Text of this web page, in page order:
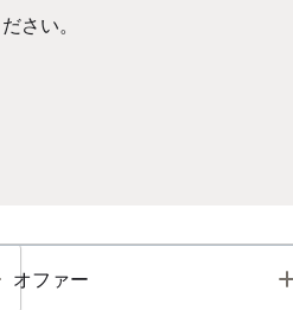
さい。
Toggle
オファー